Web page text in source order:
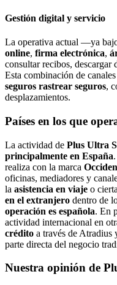
Gestión digital y servicio
La operativa actual —ya
online, firma electrónica,
consultar recibos,
Esta combinación de
seguros rastrear seguros,
desplazamientos.
Países en los que
La actividad de Plus Ultra
principalmente en España
realiza con la marca
oficinas, mediadores y
la asistencia en viaje o
en el extranjero dentro de
operación es española. En
actividad internacional en
crédito a través de
parte directa del negocio
Nuestra opinión de